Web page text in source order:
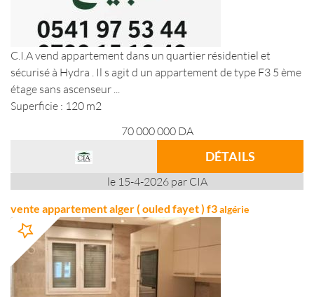
C.I.A vend appartement dans un quartier résidentiel et
sécurisé à Hydra . Il s agit d un appartement de type F3 5 ème
étage sans ascenseur ...
Superficie : 120 m2
70 000 000 DA
DÉTAILS
le 15-4-2026 par CIA
vente appartement alger ( ouled fayet ) f3algérie